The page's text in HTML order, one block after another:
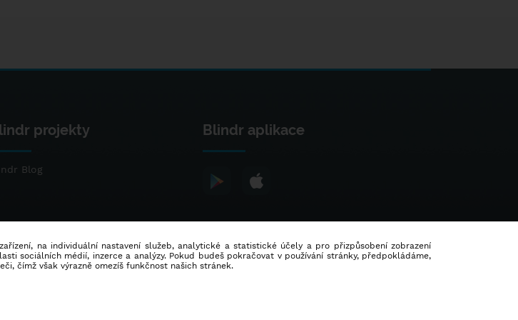
projekty
Blog
Blindr aplikace
na individuální nastavení služeb, analytické a statistické účely a pro přizpůsobení zobrazení
sociálních médií, inzerce a analýzy. Pokud budeš pokračovat v používání stránky, předpokládáme,
čímž však výrazně omezíš funkčnost našich stránek.